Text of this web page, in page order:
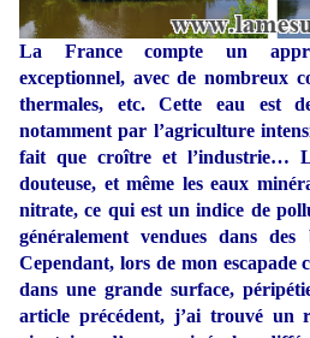
La France compte un
exceptionnel, avec de nombreux
thermales, etc. Cette eau est
notamment par l’agriculture
fait que croître et l’industrie…
douteuse, et même les eaux
nitrate, ce qui est un indice de
généralement vendues dans
Cependant, lors de mon escapade
dans une grande surface,
article précédent, j’ai trouvé un